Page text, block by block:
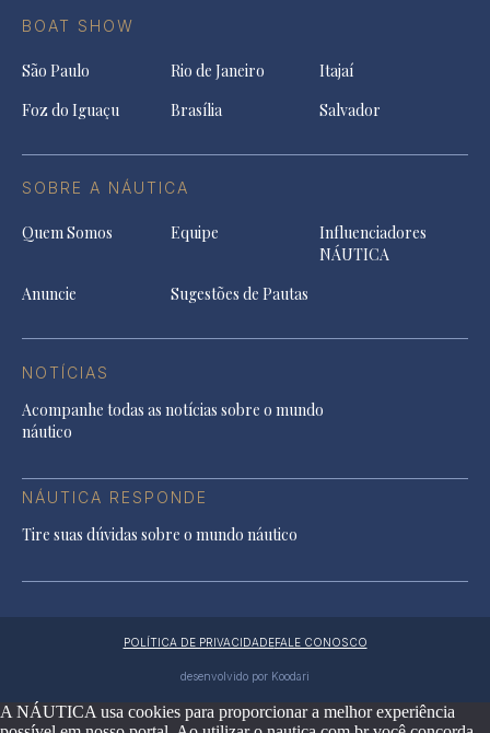
BOAT SHOW
São Paulo Rio de Janeiro
Itajaí
Foz do Iguaçu
Brasília Salvador
SOBRE A NÁUTICA
Quem Somos Equipe
Influenciadores
NÁUTICA
Anuncie
Sugestões de Pautas
NOTÍCIAS
Acompanhe todas as notícias sobre o mundo
náutico
NÁUTICA RESPONDE
Tire suas dúvidas sobre o mundo náutico
POLÍTICA DE PRIVACIDADEFALE CONOSCO
desenvolvido por Koodari
A NÁUTICA usa cookies para proporcionar a melhor experiência